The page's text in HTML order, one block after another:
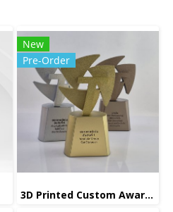
New
Pre-Order
3D Printed Custom Award 06